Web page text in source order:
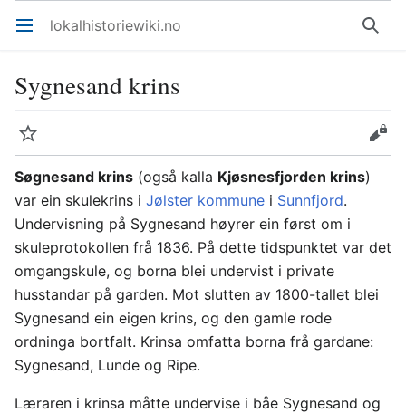
Åpne hovedmenyen lokalhistoriewiki.no Søk
Sygnesand krins
Overvåk
Rediger
Søgnesand krins (også kalla Kjøsnesfjorden krins)
var ein skulekrins i Jølster kommune i Sunnfjord.
Undervisning på Sygnesand høyrer ein først om i
skuleprotokollen frå 1836. På dette tidspunktet var det
omgangskule, og borna blei undervist i private
husstandar på garden. Mot slutten av 1800-tallet blei
Sygnesand ein eigen krins, og den gamle rode
ordninga bortfalt. Krinsa omfatta borna frå gardane:
Sygnesand, Lunde og Ripe.
Læraren i krinsa måtte undervise i båe Sygnesand og